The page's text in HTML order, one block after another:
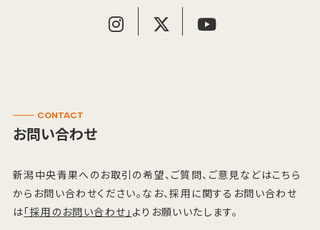
CONTACT
お問い合わせ
新潟中央青果へのお取引の希望、ご質問、ご意見などはこちら
からお問い合わせください。なお、採用に関するお問い合わせ
は「採用のお問い合わせ」 よりお願いいたします。